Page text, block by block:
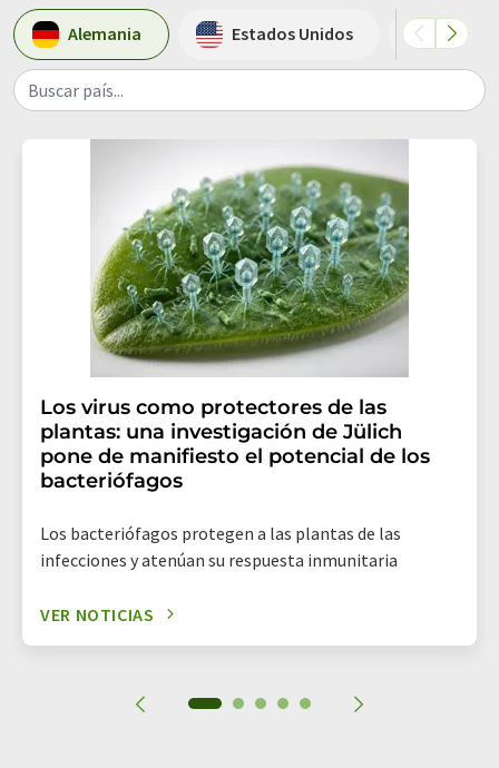
Alemania Estados Unidos Austria
Buscar país...
Los virus como protectores de las
plantas: una investigación de Jülich
pone de manifiesto el potencial de los
bacteriófagos
Los bacteriófagos protegen a las plantas de las
infecciones y atenúan su respuesta inmunitaria
VER NOTICIAS